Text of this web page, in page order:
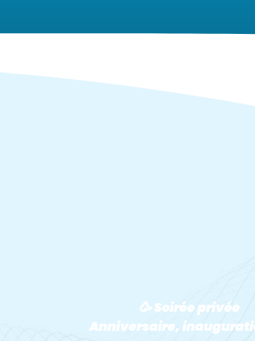
🥳 Soirée privée
Anniversaire,